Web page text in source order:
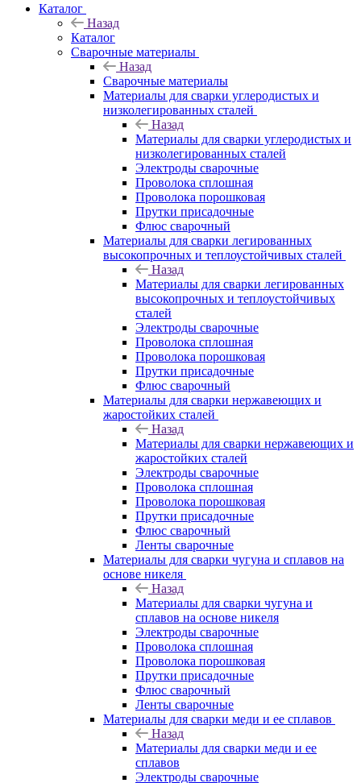
Каталог
Назад
Каталог
Сварочные материалы
Назад
Сварочные материалы
Материалы для сварки углеродистых и
низколегированных сталей
Назад
Материалы для сварки углеродистых и
низколегированных сталей
Электроды сварочные
Проволока сплошная
Проволока порошковая
Прутки присадочные
Флюс сварочный
Материалы для сварки легированных
высокопрочных и теплоустойчивых сталей
Назад
Материалы для сварки легированных
высокопрочных и теплоустойчивых
сталей
Электроды сварочные
Проволока сплошная
Проволока порошковая
Прутки присадочные
Флюс сварочный
Материалы для сварки нержавеющих и
жаростойких сталей
Назад
Материалы для сварки нержавеющих и
жаростойких сталей
Электроды сварочные
Проволока сплошная
Проволока порошковая
Прутки присадочные
Флюс сварочный
Ленты сварочные
Материалы для сварки чугуна и сплавов на
основе никеля
Назад
Материалы для сварки чугуна и
сплавов на основе никеля
Электроды сварочные
Проволока сплошная
Проволока порошковая
Прутки присадочные
Флюс сварочный
Ленты сварочные
Материалы для сварки меди и ее сплавов
Назад
Материалы для сварки меди и ее
сплавов
Электроды сварочные